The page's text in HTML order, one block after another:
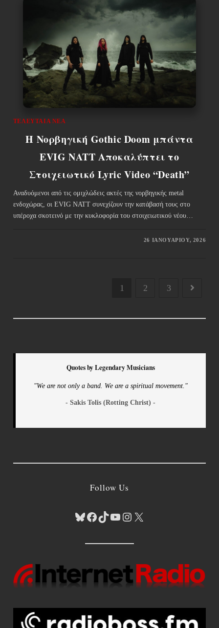
ΤΕΛΕΥΤΑΊΑ ΝΈΑ
Η Νορβηγική Gothic Doom μπάντα
EVIG NATT Αποκαλύπτει το
Στοιχειωτικό Lyric Video “Death”
Αναδυόμενοι από τις ομιχλώδεις ακτές της νορβηγικής metal
ενδοχώρας, οι EVIG NATT συνεχίζουν την κατάβασή τους στο
υπέροχα σκοτεινό με την κυκλοφορία του στοιχειωτικού νέου…
26 ΙΑΝΟΥΑΡΊΟΥ, 2026
1 2 3
Quotes by Legendary Musicians
"We are not only a band. We are a spiritual movement."
- Sakis Tolis (Rotting Christ) -
Follow Us